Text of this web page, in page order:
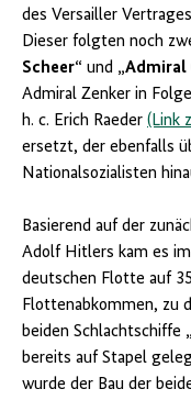
des Versailler
Dieser folgten noch
Scheer“ und „Admiral
Admiral Zenker in
h. c. Erich Raeder (Link
ersetzt, der ebenfalls
Nationalsozialisten
Basierend auf der
Adolf Hitlers kam es
deutschen Flotte auf
Flottenabkommen, zu
beiden Schlachtschiffe
bereits auf Stapel
wurde der Bau der